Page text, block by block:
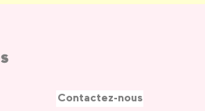
Contactez-nous